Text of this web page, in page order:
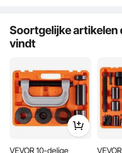
Is het product duurzaam? ...
Soortgelijke artikelen
vindt
VEVOR 10-delige